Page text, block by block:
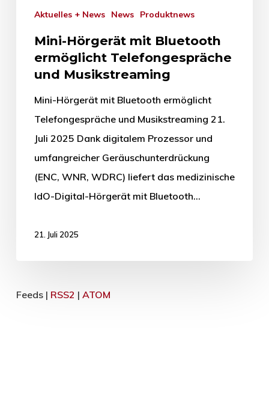
Aktuelles + News News Produktnews
Mini-Hörgerät mit Bluetooth
ermöglicht Telefongespräche
und Musikstreaming
Mini-Hörgerät mit Bluetooth ermöglicht
Telefongespräche und Musikstreaming 21.
Juli 2025 Dank digitalem Prozessor und
umfangreicher Geräuschunterdrückung
(ENC, WNR, WDRC) liefert das medizinische
IdO-Digital-Hörgerät mit Bluetooth…
21. Juli 2025
Feeds | RSS2 | ATOM